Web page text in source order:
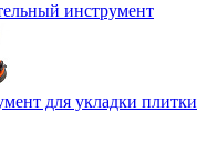
инструмент
для укладки плитки